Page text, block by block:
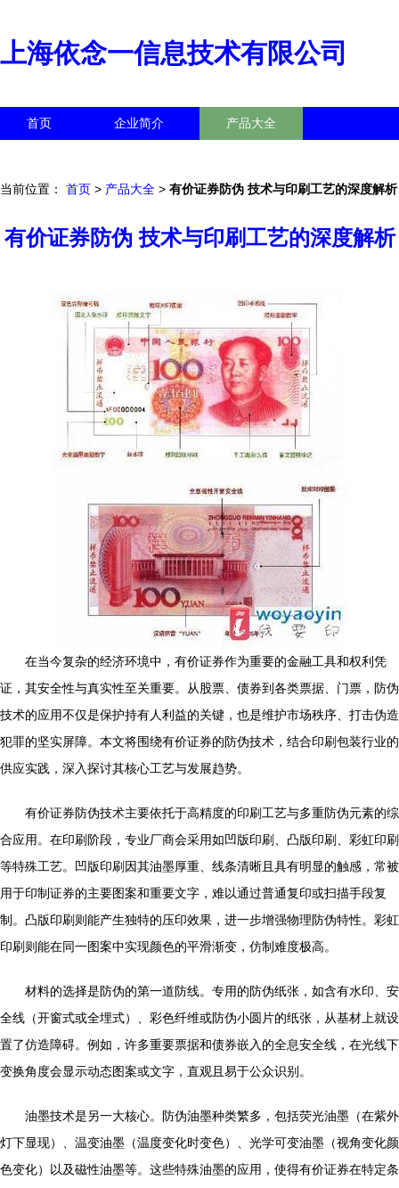
上海依念一信息技术有限公司
首页 企业简介 产品大全
当前位置： 首页 > 产品大全 > 有价证券防伪 技术与印刷工艺的深度解析
有价证券防伪 技术与印刷工艺的深度解析
在当今复杂的经济环境中，有价证券作为重要的金融工具和权利凭
证，其安全性与真实性至关重要。从股票、债券到各类票据、门票，防伪
技术的应用不仅是保护持有人利益的关键，也是维护市场秩序、打击伪造
犯罪的坚实屏障。本文将围绕有价证券的防伪技术，结合印刷包装行业的
供应实践，深入探讨其核心工艺与发展趋势。
有价证券防伪技术主要依托于高精度的印刷工艺与多重防伪元素的综
合应用。在印刷阶段，专业厂商会采用如凹版印刷、凸版印刷、彩虹印刷
等特殊工艺。凹版印刷因其油墨厚重、线条清晰且具有明显的触感，常被
用于印制证券的主要图案和重要文字，难以通过普通复印或扫描手段复
制。凸版印刷则能产生独特的压印效果，进一步增强物理防伪特性。彩虹
印刷则能在同一图案中实现颜色的平滑渐变，仿制难度极高。
材料的选择是防伪的第一道防线。专用的防伪纸张，如含有水印、安
全线（开窗式或全埋式）、彩色纤维或防伪小圆片的纸张，从基材上就设
置了仿造障碍。例如，许多重要票据和债券嵌入的全息安全线，在光线下
变换角度会显示动态图案或文字，直观且易于公众识别。
油墨技术是另一大核心。防伪油墨种类繁多，包括荧光油墨（在紫外
灯下显现）、温变油墨（温度变化时变色）、光学可变油墨（视角变化颜
色变化）以及磁性油墨等。这些特殊油墨的应用，使得有价证券在特定条